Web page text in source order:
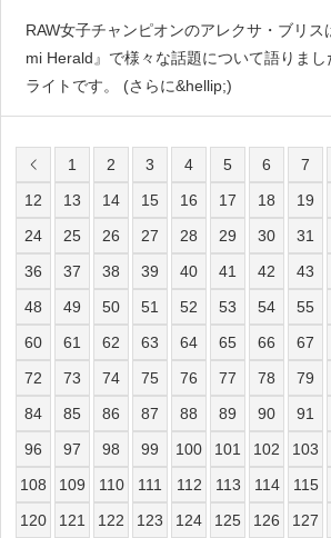
RAW女子チャンピオンのアレクサ・ブリ
mi Herald』で様々な話題について語りまし
ライトです。 (さらに&hellip;)
1 2 3 4 5 6 7
12
13 14 15 16 17 18 19
24
25 26 27 28 29 30 31
36
37 38 39 40 41 42 43
48
49 50 51 52 53 54 55
60
61 62 63 64 65 66 67
72
73 74 75 76 77 78 79
84
85 86 87 88 89 90 91
96
97 98 99 100 101 102 103
108
109 110 111 112 113 114 115
120
121 122 123 124 125 126 127